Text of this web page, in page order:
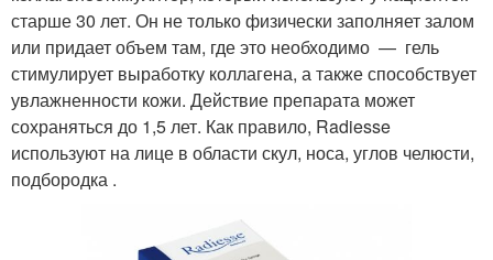
старше 30 лет. Он не только физически заполняет залом
или придает объем там, где это необходимо — гель
стимулирует выработку коллагена, а также способствует
увлажненности кожи. Действие препарата может
сохраняться до 1,5 лет. Как правило, Radiesse
используют на лице в области скул, носа, углов челюсти,
подбородка .